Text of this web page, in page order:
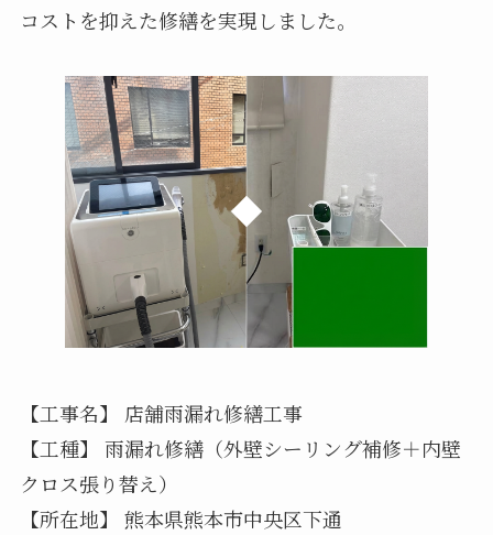
コストを抑えた修繕を実現しました。
【工事名】 店舗雨漏れ修繕工事
【工種】 雨漏れ修繕（外壁シーリング補修＋内壁
クロス張り替え）
【所在地】 熊本県熊本市中央区下通